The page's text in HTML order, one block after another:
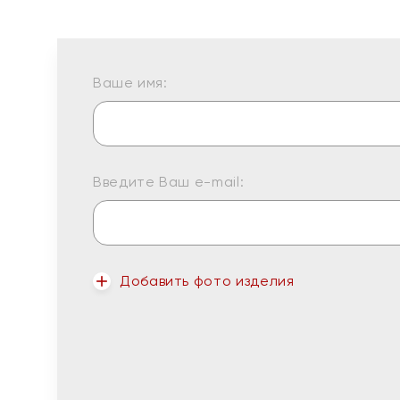
Ваше имя:
Введите Ваш e-mail:
Добавить фото изделия